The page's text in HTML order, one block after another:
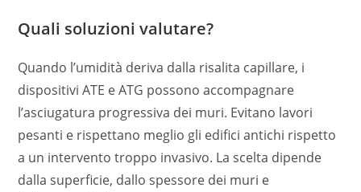
Quali soluzioni valutare?
Quando l’umidità deriva dalla risalita capillare, i
dispositivi ATE e ATG possono accompagnare
l’asciugatura progressiva dei muri. Evitano lavori
pesanti e rispettano meglio gli edifici antichi rispetto
a un intervento troppo invasivo. La scelta dipende
dalla superficie, dallo spessore dei muri e